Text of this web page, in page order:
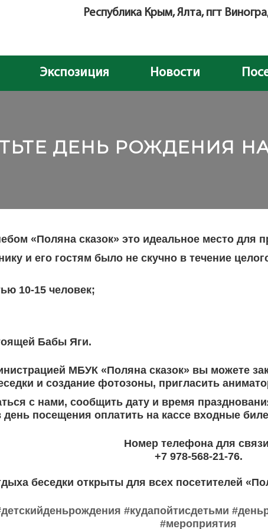
Республика Крым, Ялта, пгт
Экспозиция Новости
ДЕНЬ РОЖДЕНИЯ
«Поляна сказок» это идеальное место для
и его гостям было не скучно в течение
10-15 человек;
Бабы Яги.
МБУК «Поляна сказок» вы можете
и создание фотозоны, пригласить
с нами, сообщить дату и время
день посещения оплатить на кассе входные
Номер телефона для
+7 978-568-21-76.
беседки открыты для всех посетителей
#кудапойтисдетьми
#мероприятия